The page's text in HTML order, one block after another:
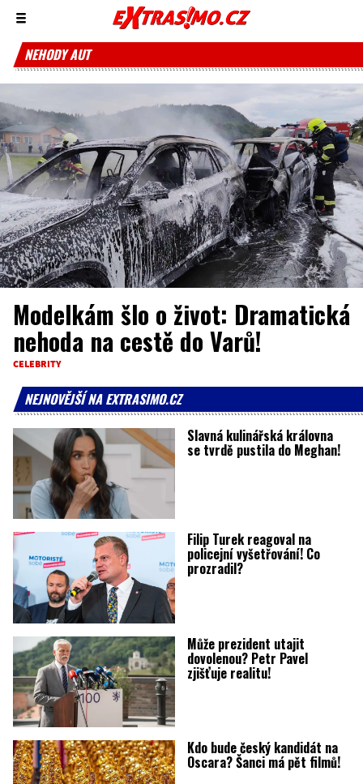
Zobrazit/skrýt
NEHODY AUT
Modelkám šlo o život: Dramatická
nehoda na cestě do Varů!
CELEBRITY
NEJNOVĚJŠÍ NA EXTRASIMO.CZ
Slavná kulinářská královna
se tvrdě pustila do Meghan!
Filip Turek reagoval na
policejní vyšetřování! Co
prozradil?
Může prezident utajit
dovolenou? Petr Pavel
zjišťuje realitu!
Kdo bude český kandidát na
Oscara? Šanci má pět filmů!